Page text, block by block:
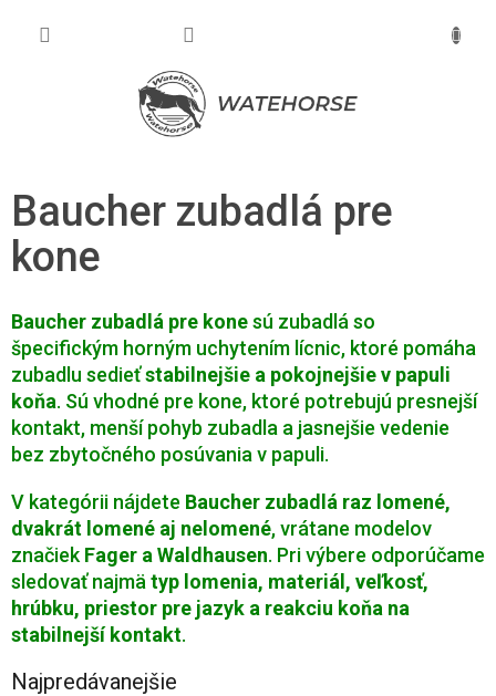
Baucher zubadlá pre
kone
Baucher zubadlá pre konesú zubadlá so
špecifickým horným uchytením lícnic, ktoré pomáha
zubadlu sedieťstabilnejšie a pokojnejšie v papuli
koňa. Sú vhodné pre kone, ktoré potrebujú presnejší
kontakt, menší pohyb zubadla a jasnejšie vedenie
bez zbytočného posúvania v papuli.
V kategórii nájdete Baucher zubadlá raz lomené,
dvakrát lomené aj nelomené, vrátane modelov
značiek Fager a Waldhausen. Pri výbere odporúčame
sledovať najmä typ lomenia, materiál, veľkosť,
hrúbku, priestor pre jazyk a reakciu koňa na
stabilnejší kontakt.
Najpredávanejšie